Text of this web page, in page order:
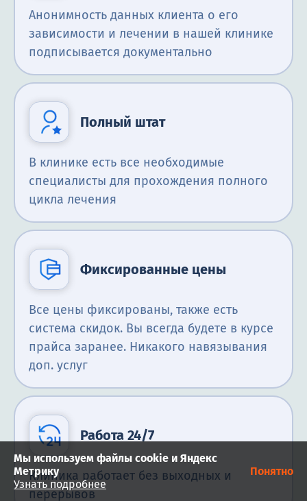
Анонимность данных клиента о его
зависимости и лечении в нашей клинике
подписывается документально
Полный штат
В клинике есть все необходимые
специалисты для прохождения полного
цикла лечения
Фиксированные цены
Все цены фиксированы, также есть
система скидок. Вы всегда будете в курсе
прайса заранее. Никакого навязывания
доп. услуг
Работа 24/7
Клиника работает без выходных и
перерывов
Мы используем файлы cookie и Яндекс
Метрику
Узнать подробнее
Понятно